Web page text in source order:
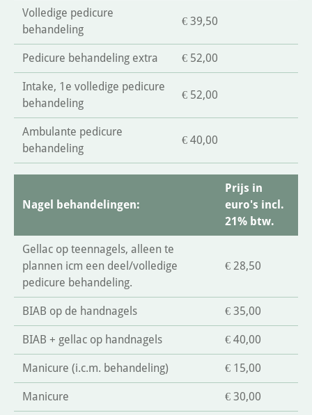
Volledige pedicure
behandeling
€ 39,50
Pedicure behandeling extra € 52,00
Intake, 1e volledige pedicure
behandeling
€ 52,00
Ambulante pedicure
behandeling
€ 40,00
Nagel behandelingen:
Prijs in
euro's incl.
21% btw.
Gellac op teennagels, alleen te
plannen icm een deel/volledige
pedicure behandeling.
€ 28,50
BIAB op de handnagels € 35,00
BIAB + gellac op handnagels € 40,00
Manicure (i.c.m. behandeling) € 15,00
Manicure € 30,00